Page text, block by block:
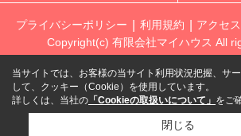
プライバシーポリシー 利用規約 アクセ
Copyright(c) 有限会社マイハウス All
当サイトでは、お客様の当サイト利用状況把握、サ
して、クッキー（Cookie）を使用しています。
詳しくは、当社の 「Cookieの取扱いについて」 をご
閉じる